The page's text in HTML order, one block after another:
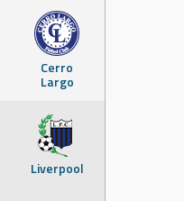
Cerro
Largo
Liverpool